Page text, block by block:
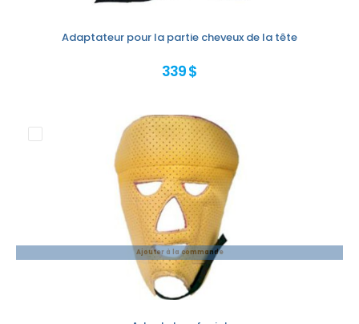
Adaptateur pour la partie cheveux de la tête
339 $
Ajouter à la commande